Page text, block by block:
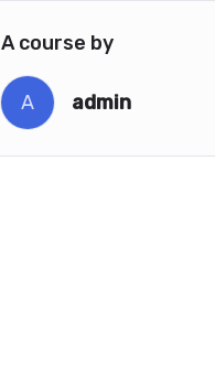
A course by
A admin